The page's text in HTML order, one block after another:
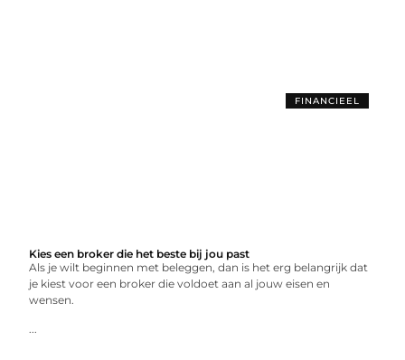
FINANCIEEL
Kies een broker die het beste bij jou past
Als je wilt beginnen met beleggen, dan is het erg belangrijk dat
je kiest voor een broker die voldoet aan al jouw eisen en
wensen.
...